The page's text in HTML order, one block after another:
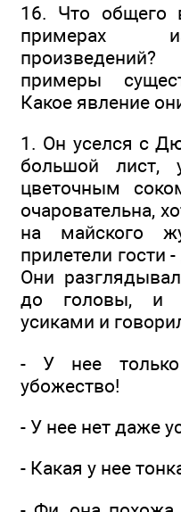
16. Что общего
примерах
примеры
Какое явление
1. Он уселся с
большой лист,
цветочным
очаровательна,
на майского
прилетели гости
Они
до головы, и
усиками и
- У нее
убожество!
- У нее нет даже
- Какая у нее